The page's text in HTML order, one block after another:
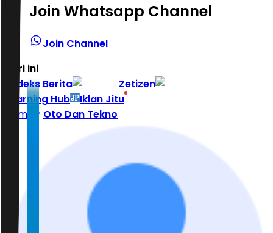
Join Whatsapp Channel
Join Channel
Hari ini
Indeks Berita
Zetizen
Learning Hub
Iklan Jitu
Home
Oto Dan Tekno